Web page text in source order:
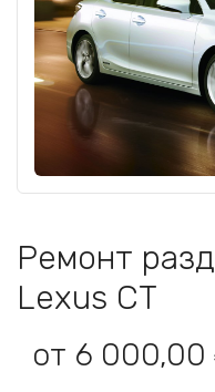
Ремонт
Lexus CT
от 6 000,00